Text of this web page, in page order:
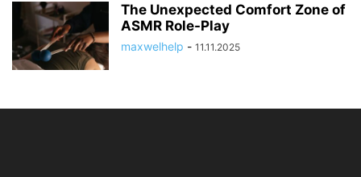
The Unexpected Comfort Zone of
ASMR Role-Play
maxwelhelp - 11.11.2025